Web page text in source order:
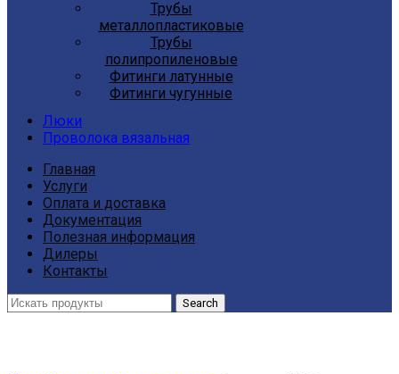
Трубы
металлопластиковые
Трубы
полипропиленовые
Фитинги латунные
Фитинги чугунные
Люки
Проволока вязальная
Главная
Услуги
Оплата и доставка
Документация
Полезная информация
Дилеры
Контакты
Search